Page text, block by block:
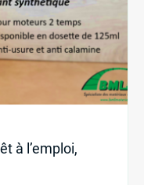
à l’emploi,